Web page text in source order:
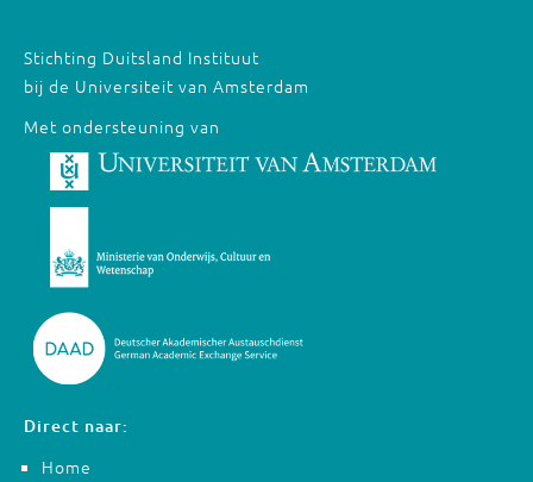
Stichting Duitsland Instituut
bij de Universiteit van Amsterdam
Met ondersteuning van
Direct naar:
Home